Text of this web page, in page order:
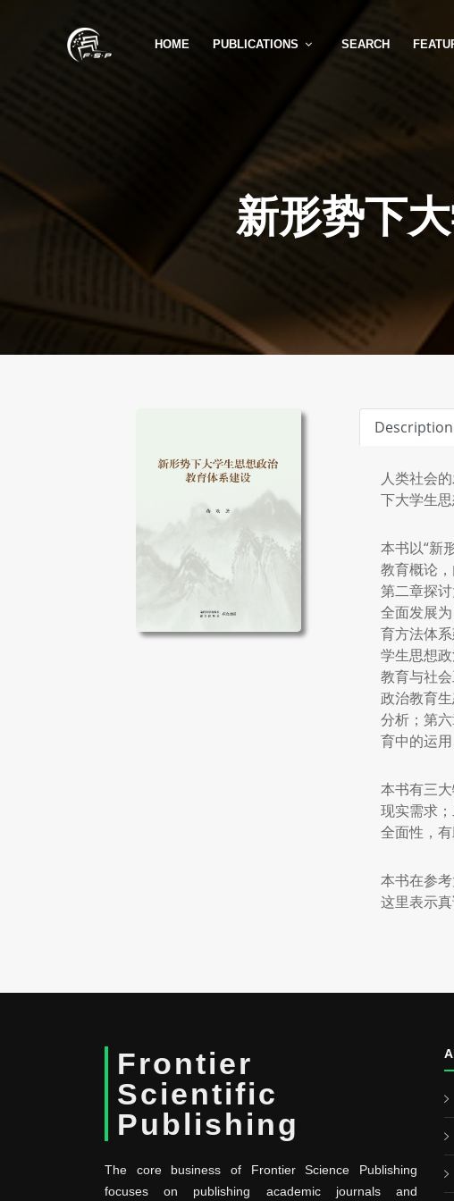
HOME PUBLICATIONS SEARCH
新形势下
Description
人类社会
下大学生
本书以“新
教育概论
第二章探
全面发展
育方法体
学生思想
教育与社
政治教育
分析；第
育中的运
本书有三
现实需求
全面性，
本书在参
这里表示
Frontier
Scientific
Publishing
The core business of Frontier Science Publishing
focuses on publishing academic journals and